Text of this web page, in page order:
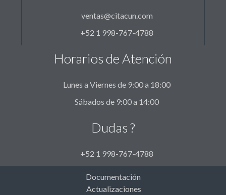
ventas@citacun.com
+52 1 998-767-4788
Horarios de Atención
Lunes a Viernes de 9:00 a 18:00
Sábados de 9:00 a 14:00
Dudas ?
+52 1 998-767-4788
Documentación
Actualizaciones